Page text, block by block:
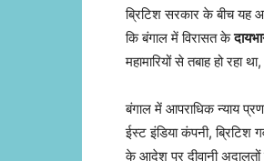
ब्रिटिश सरकार के बीच यह
कि बंगाल में विरासत के
महामारियों से तबाह हो रहा
बंगाल में आपराधिक न्याय
ईस्ट इंडिया कंपनी,
के आदेश पर दीवानी अदालतों